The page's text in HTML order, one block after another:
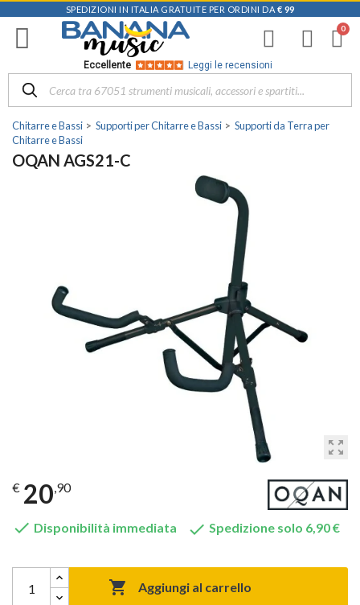
SPEDIZIONI IN ITALIA GRATUITE PER ORDINI DA € 99
Eccellente Leggi le recensioni
Chitarre e Bassi Supporti per Chitarre e Bassi
Supporti da Terra per
Chitarre e Bassi
OQAN AGS21-C
zoom_out_map
€ 20,90
 Disponibilità immediata  Spedizione solo 6,90 €
 Aggiungi al carrello